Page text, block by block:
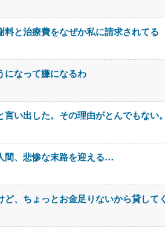
と治療費をなぜか私に請求されてる
になって嫌になるわ
い出した。その理由がとんでもない。
間、悲惨な末路を迎える…
、ちょっとお金足りないから貸して